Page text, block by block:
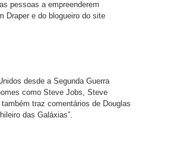
pessoas a empreenderem
Draper e do blogueiro do site
desde a Segunda Guerra
como Steve Jobs, Steve
traz comentários de Douglas
das Galáxias”.